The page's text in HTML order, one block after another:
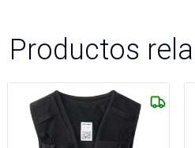
Productos